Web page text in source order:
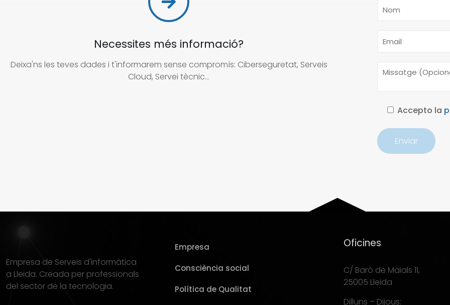
Necessites més informació?
Deixa'ns les teves dades i t'informarem sense compromís: Ciberseguretat, Serveis
Cloud, Servei tècnic...
Accepto la
Empresa de Serveis d'informàtica
a Lleida. Creada per professionals
del sector de la tecnologia.
Empresa
Consciència social
Política de Qualitat
Oficines
C/ Baró de Maials 11,
25005 Lleida
Dilluns – Dijous: